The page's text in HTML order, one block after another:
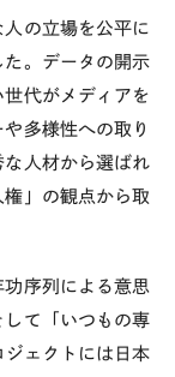
の立場を公平に
。データの開示
代がメディアを
多様性への取り
人材から選ばれ
」の観点から取
功序列による意思
て「いつもの専
ジェクトには日本